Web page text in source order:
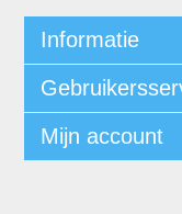
Informatie
Mijn account